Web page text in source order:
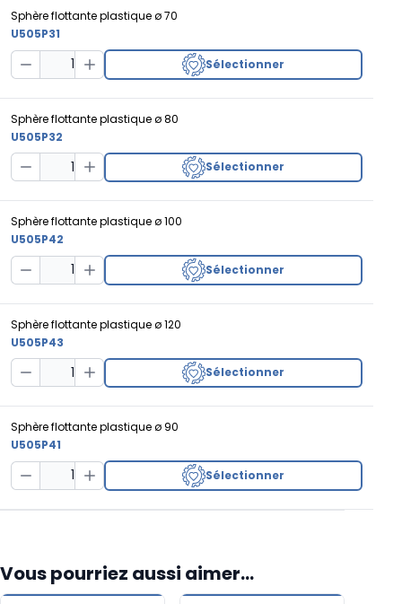
Sphère flottante plastique ø 70
U505P31
Decrease QuantityIncrease QuantitySélectionner
Sphère flottante plastique ø 80
U505P32
Decrease QuantityIncrease QuantitySélectionner
Sphère flottante plastique ø 100
U505P42
Decrease QuantityIncrease QuantitySélectionner
Sphère flottante plastique ø 120
U505P43
Decrease QuantityIncrease QuantitySélectionner
Sphère flottante plastique ø 90
U505P41
Decrease QuantityIncrease QuantitySélectionner
Vous pourriez aussi aimer...